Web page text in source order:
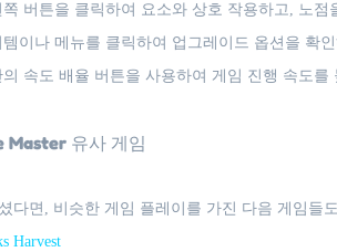
쪽 버튼을 클릭하여 요소와 상호 작용하고, 노
템이나 메뉴를 클릭하여 업그레이드 옵션을 확
의 속도 배율 버튼을 사용하여 게임 진행 속도를
Master 유사 게임
다면, 비슷한 게임 플레이를 가진 다음 게임들
Harvest